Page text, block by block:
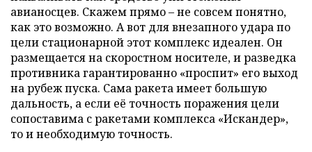
авианосцев. Скажем прямо – не совсем понятно,
как это возможно. А вот для внезапного удара по
цели стационарной этот комплекс идеален. Он
размещается на скоростном носителе, и разведка
противника гарантированно «проспит» его выход
на рубеж пуска. Сама ракета имеет большую
дальность, а если её точность поражения цели
сопоставима с ракетами комплекса «Искандер»,
то и необходимую точность.